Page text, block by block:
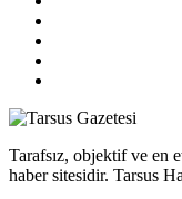
Tarafsız, objektif ve en
haber sitesidir. Tarsus